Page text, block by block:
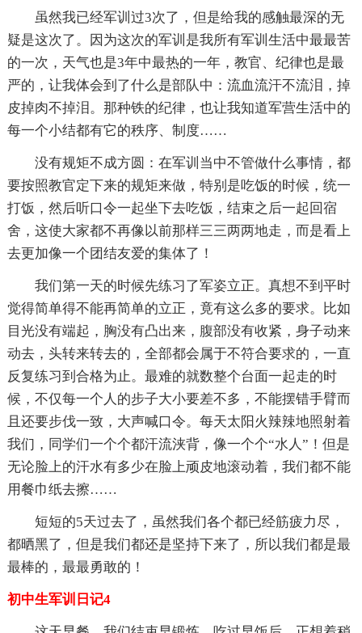
虽然我已经军训过3次了，但是给我的感触最深的无
疑是这次了。因为这次的军训是我所有军训生活中最最苦
的一次，天气也是3年中最热的一年，教官、纪律也是最
严的，让我体会到了什么是部队中：流血流汗不流泪，掉
皮掉肉不掉泪。那种铁的纪律，也让我知道军营生活中的
每一个小结都有它的秩序、制度……
没有规矩不成方圆：在军训当中不管做什么事情，都
要按照教官定下来的规矩来做，特别是吃饭的时候，统一
打饭，然后听口令一起坐下去吃饭，结束之后一起回宿
舍，这使大家都不再像以前那样三三两两地走，而是看上
去更加像一个团结友爱的集体了！
我们第一天的时候先练习了军姿立正。真想不到平时
觉得简单得不能再简单的立正，竟有这么多的要求。比如
目光没有端起，胸没有凸出来，腹部没有收紧，身子动来
动去，头转来转去的，全部都会属于不符合要求的，一直
反复练习到合格为止。最难的就数整个台面一起走的时
候，不仅每一个人的步子大小要差不多，不能摆错手臂而
且还要步伐一致，大声喊口令。每天太阳火辣辣地照射着
我们，同学们一个个都汗流浃背，像一个个“水人”！但是
无论脸上的汗水有多少在脸上顽皮地滚动着，我们都不能
用餐巾纸去擦……
短短的5天过去了，虽然我们各个都已经筋疲力尽，
都晒黑了，但是我们都还是坚持下来了，所以我们都是最
最棒的，最最勇敢的！
初中生军训日记4